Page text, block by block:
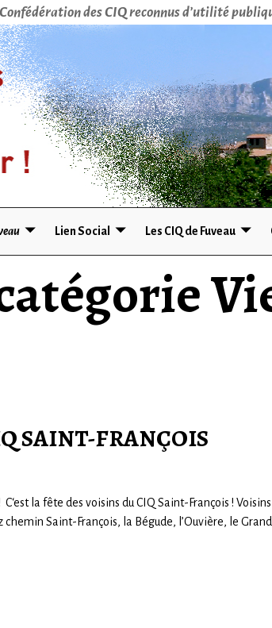
des CIQ reconnus d’utilité
Lien Social Les CIQ de Fuveau
SAINT-FRANÇOIS
la fête des voisins du CIQ Saint-François !
Saint-François, la Bégude, l’Ouvière, le